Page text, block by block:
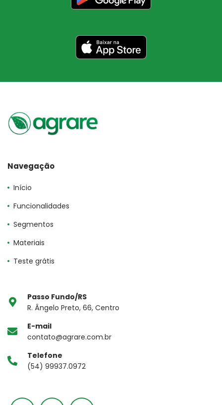
Navegação
Início
Funcionalidades
Segmentos
Materiais
Teste grátis
Passo Fundo/RS
R. Ângelo Preto, 66, Centro
E-mail
contato@agrare.com.br
Telefone
(54) 99937.0972